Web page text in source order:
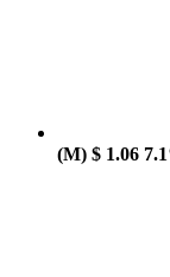
(M) $ 1.06